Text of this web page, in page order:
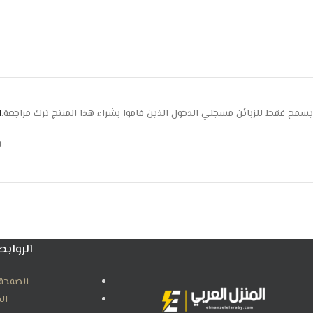
يسمح فقط للزبائن مسجلي الدخول الذين قاموا بشراء هذا المنتج ترك مراجعة.